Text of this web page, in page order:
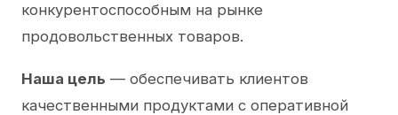
конкурентоспособным на рынке
продовольственных товаров.
Наша цель — обеспечивать клиентов
качественными продуктами с оперативной